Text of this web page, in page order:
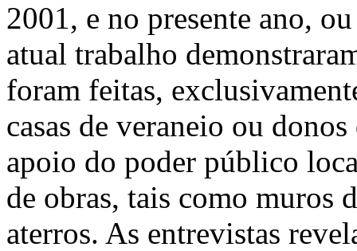
2001, e no presente ano,
atual trabalho
foram feitas,
casas de veraneio ou
apoio do poder público
de obras, tais como muros
aterros. As entrevistas